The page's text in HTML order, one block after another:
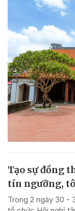
Tạo sự đồng
tín ngưỡng,
Trong 2 ngày 30 -